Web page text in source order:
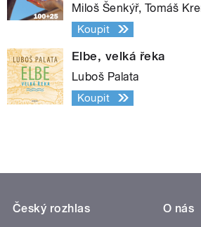
Miloš Šenkýř, Tomáš
Koupit
Elbe, velká řeka
Luboš Palata
Koupit
Český rozhlas
O nás